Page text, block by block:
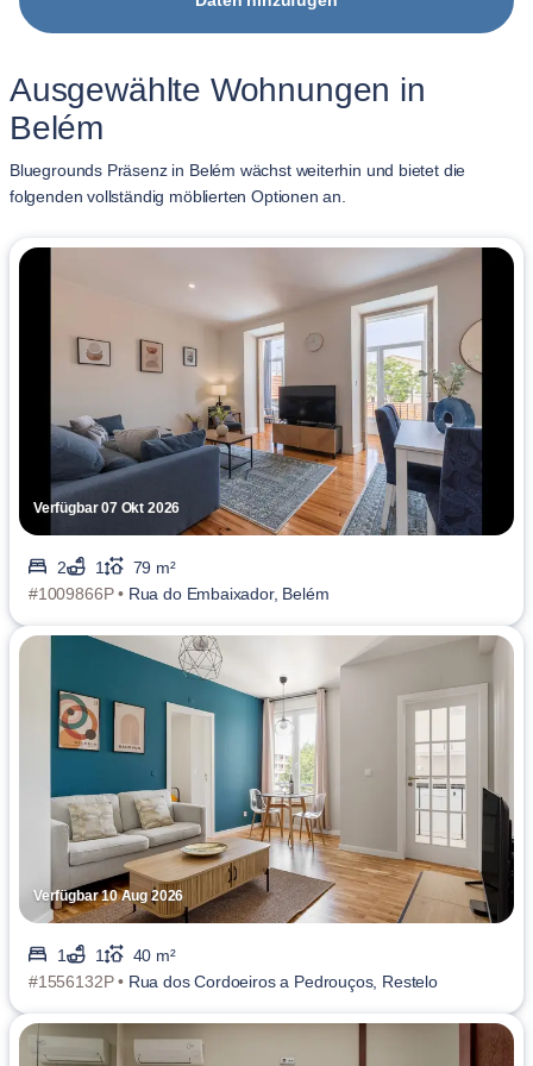
Ausgewählte Wohnungen in
Belém
Bluegrounds Präsenz in Belém wächst weiterhin und bietet die
folgenden vollständig möblierten Optionen an.
Verfügbar 07 Okt 2026
2 1
79 m²
#1009866P • Rua do Embaixador, Belém
Verfügbar 10 Aug 2026
1 1
40 m²
#1556132P • Rua dos Cordoeiros a Pedrouços, Restelo